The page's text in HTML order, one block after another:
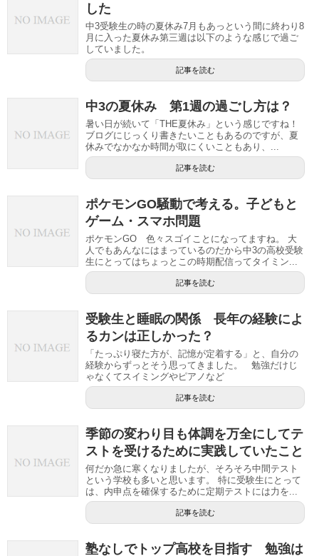
した
中3受験生の時の夏休み7月もあっという間に終わり8
月に入った夏休み第三週は以下のような感じで過ご
していました。
記事を読む
中3の夏休み 第1週の過ごし方は？
暑い日が続いて「THE夏休み」という感じですね！
ブログにじっくり書きたいこともあるのですが、夏
休みでなかなか時間が取にくいこともあり、...
記事を読む
ポケモンGO騒動で考える。子どもと
ゲーム・スマホ問題
ポケモンGO 色々スゴイことになってますね。 大
人でもあんなにはまっているのだから中3の高校受験
生にとってはちょっとこの時期配信ってタイミン...
記事を読む
受験生と睡眠の関係 長年の経験によ
るカンは正しかった？
「たっぷり寝た方が、記憶が定着する」と、自分の
経験からずっとそう思ってきました。 勉強だけじ
ゃなくてスイミングやピアノなど
記事を読む
季節の変わり目も体調を万全にしてテ
ストを受けるために実践していたこと
何だか急に寒くなりましたが、そろそろ中間テスト
という学校も多いと思います。 特に受験生にとって
は、内申点を確保するために定期テストには力を...
記事を読む
塾なしでトップ高校を目指す 勉強は